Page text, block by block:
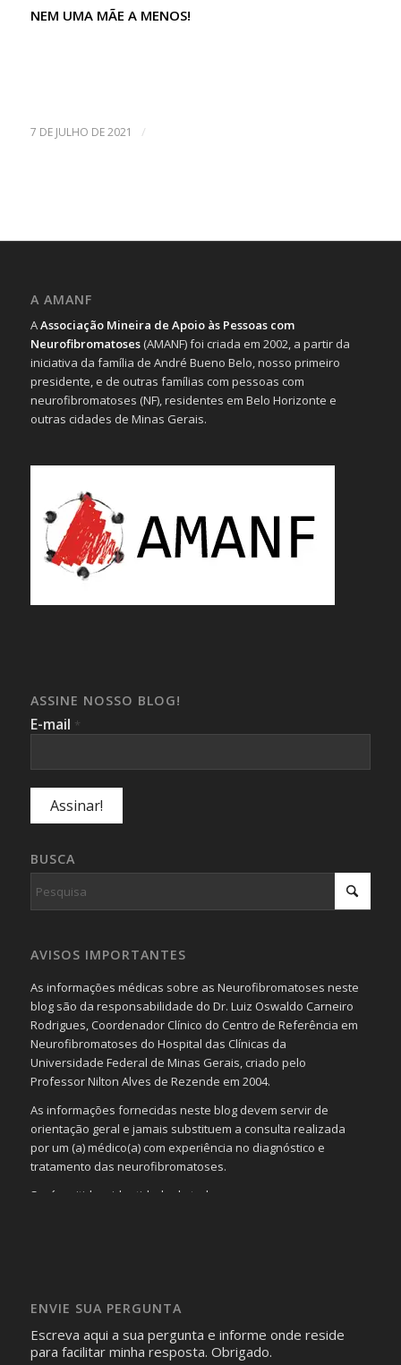
NEM UMA MÃE A MENOS!
7 DE JULHO DE 2021 /
A AMANF
AAssociação Mineira de Apoio às Pessoas com
Neurofibromatoses(AMANF) foi criada em 2002, a partir da
iniciativa da família de André Bueno Belo, nosso primeiro
presidente, e de outras famílias com pessoas com
neurofibromatoses (NF), residentes em Belo Horizonte e
outras cidades de Minas Gerais.
ASSINE NOSSO BLOG!
E-mail *
BUSCA
AVISOS IMPORTANTES
As informações médicas sobre as Neurofibromatoses neste
blog são da responsabilidade do Dr. Luiz Oswaldo Carneiro
Rodrigues, Coordenador Clínico do Centro de Referência em
Neurofibromatoses do Hospital das Clínicas da
Universidade Federal de Minas Gerais, criado pelo
Professor Nilton Alves de Rezende em 2004.
As informações fornecidas neste blog devem servir de
orientação geral e jamais substituem a consulta realizada
por um (a) médico(a) com experiência no diagnóstico e
tratamento das neurofibromatoses.
Será omitida a identidade de todas as pessoas que
identificação da pessoa fotografada.
ENVIE SUA PERGUNTA
Escreva aqui a sua pergunta e informe onde reside
para facilitar minha resposta. Obrigado.